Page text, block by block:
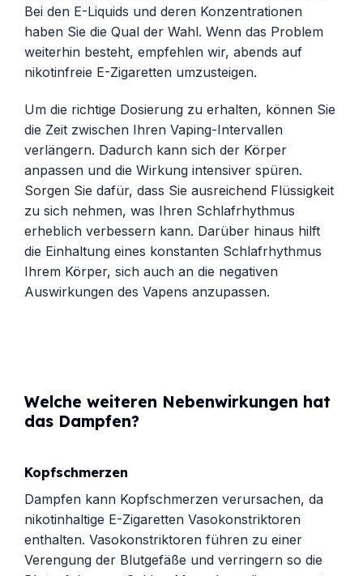
Bei den E-Liquids und deren Konzentrationen
haben Sie die Qual der Wahl. Wenn das Problem
weiterhin besteht, empfehlen wir, abends auf
nikotinfreie E-Zigaretten umzusteigen.
Um die richtige Dosierung zu erhalten, können Sie
die Zeit zwischen Ihren Vaping-Intervallen
verlängern. Dadurch kann sich der Körper
anpassen und die Wirkung intensiver spüren.
Sorgen Sie dafür, dass Sie ausreichend Flüssigkeit
zu sich nehmen, was Ihren Schlafrhythmus
erheblich verbessern kann. Darüber hinaus hilft
die Einhaltung eines konstanten Schlafrhythmus
Ihrem Körper, sich auch an die negativen
Auswirkungen des Vapens anzupassen.
Welche weiteren Nebenwirkungen hat
das Dampfen?
Kopfschmerzen
Dampfen kann Kopfschmerzen verursachen, da
nikotinhaltige E-Zigaretten Vasokonstriktoren
enthalten. Vasokonstriktoren führen zu einer
Verengung der Blutgefäße und verringern so die